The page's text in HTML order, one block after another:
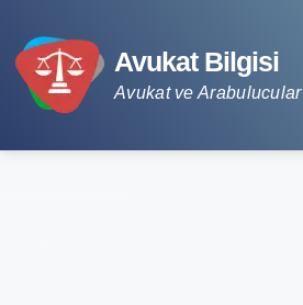
Avukat Bilgisi
Avukat ve Arabulucular